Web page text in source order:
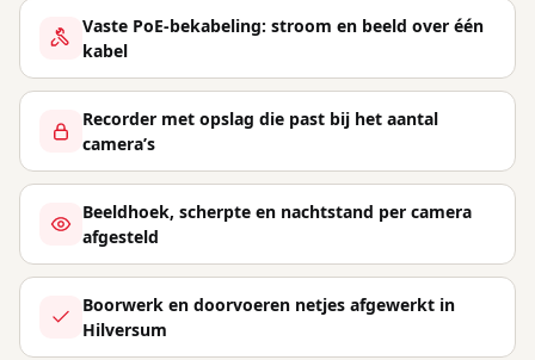
Vaste PoE-bekabeling: stroom en beeld over één
kabel
Recorder met opslag die past bij het aantal
camera’s
Beeldhoek, scherpte en nachtstand per camera
afgesteld
Boorwerk en doorvoeren netjes afgewerkt in
Hilversum